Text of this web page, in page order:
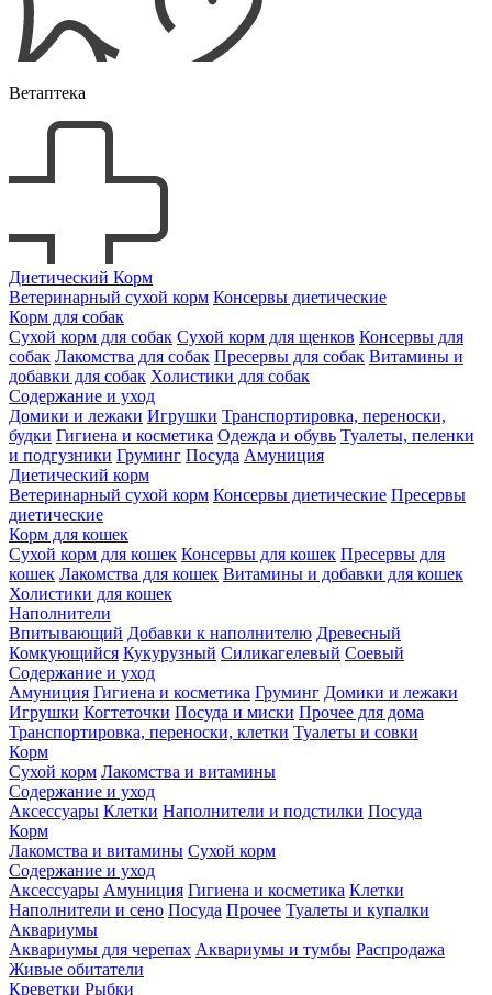
Ветаптека
Диетический Корм
Ветеринарный сухой корм Консервы диетические
Корм для собак
Сухой корм для собак Сухой корм для щенков Консервы для
собак Лакомства для собак Пресервы для собак Витамины и
добавки для собак Холистики для собак
Содержание и уход
Домики и лежаки Игрушки Транспортировка, переноски,
будки Гигиена и косметика Одежда и обувь Туалеты, пеленки
и подгузники Груминг Посуда Амуниция
Диетический корм
Ветеринарный сухой корм Консервы диетические Пресервы
диетические
Корм для кошек
Сухой корм для кошек Консервы для кошек Пресервы для
кошек Лакомства для кошек Витамины и добавки для кошек
Холистики для кошек
Наполнители
Впитывающий Добавки к наполнителю Древесный
Комкующийся Кукурузный Силикагелевый Соевый
Содержание и уход
Амуниция Гигиена и косметика Груминг Домики и лежаки
Игрушки Когтеточки Посуда и миски Прочее для дома
Транспортировка, переноски, клетки Туалеты и совки
Корм
Сухой корм Лакомства и витамины
Содержание и уход
Аксессуары Клетки Наполнители и подстилки Посуда
Корм
Лакомства и витамины Сухой корм
Содержание и уход
Аксессуары Амуниция Гигиена и косметика Клетки
Наполнители и сено Посуда Прочее Туалеты и купалки
Аквариумы
Аквариумы для черепах Аквариумы и тумбы Распродажа
Живые обитатели
Креветки Рыбки